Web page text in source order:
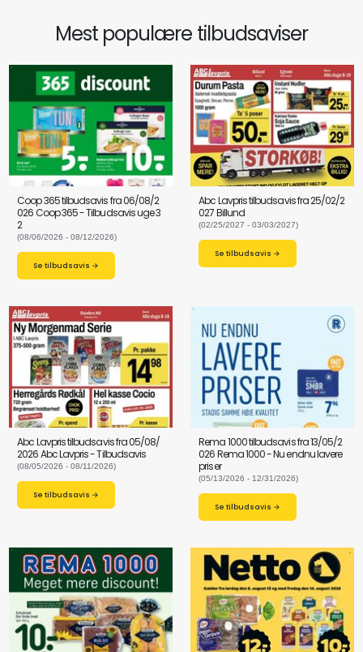
Mest populære tilbudsaviser
Coop 365 tilbudsavis fra 06/08/2
026 Coop 365 - Tilbudsavis uge 3
2
(08/06/2026 - 08/12/2026)
Se tilbudsavis →
Abc Lavpris tilbudsavis fra 25/02/2
027 Billund
(02/25/2027 - 03/03/2027)
Se tilbudsavis →
Abc Lavpris tilbudsavis fra 05/08/
2026 Abc Lavpris - Tilbudsavis
(08/05/2026 - 08/11/2026)
Se tilbudsavis →
Rema 1000 tilbudsavis fra 13/05/2
026 Rema 1000 - Nu endnu lavere
priser
(05/13/2026 - 12/31/2026)
Se tilbudsavis →